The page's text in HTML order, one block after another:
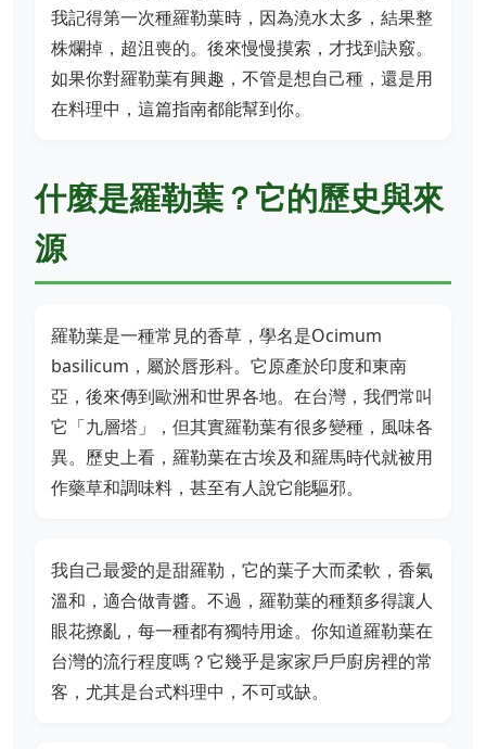
我記得第一次種羅勒葉時，因為澆水太多，結果整
株爛掉，超沮喪的。後來慢慢摸索，才找到訣竅。
如果你對羅勒葉有興趣，不管是想自己種，還是用
在料理中，這篇指南都能幫到你。
什麼是羅勒葉？它的歷史與來
源
羅勒葉是一種常見的香草，學名是Ocimum
basilicum，屬於唇形科。它原產於印度和東南
亞，後來傳到歐洲和世界各地。在台灣，我們常叫
它「九層塔」，但其實羅勒葉有很多變種，風味各
異。歷史上看，羅勒葉在古埃及和羅馬時代就被用
作藥草和調味料，甚至有人說它能驅邪。
我自己最愛的是甜羅勒，它的葉子大而柔軟，香氣
溫和，適合做青醬。不過，羅勒葉的種類多得讓人
眼花撩亂，每一種都有獨特用途。你知道羅勒葉在
台灣的流行程度嗎？它幾乎是家家戶戶廚房裡的常
客，尤其是台式料理中，不可或缺。